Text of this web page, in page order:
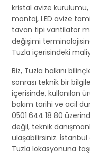
kristal avize
montaj, LED avize
tavan tipi vantilatör
değişimi
Tuzla içerisindeki
Biz, Tuzla halkını
sonrası teknik bir
içerisinde, kullanılan
bakım tarihi ve acil
0501 644 18 80
değil, teknik
ulaşabilirsiniz.
Tuzla lokasyonuna